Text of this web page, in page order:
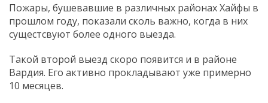
Пожары, бушевавшие в различных районах Хайфы в
прошлом году, показали сколь важно, когда в них
сущестсвуют более одного выезда.
Такой второй выезд скоро появится и в районе
Вардия. Его активно прокладывают уже примерно
10 месяцев.